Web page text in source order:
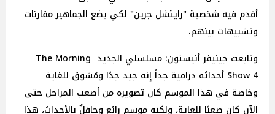
أقدم فيه شخصية "رايتشل جرين" لكي يضع الجماهير مقارنات
وتشبيهات بينهم.
وتابعت جينيفر أنيستون: مسلسلي الجديد The Morning
Show 4 أحداثه درامية جداً إنه جيد جدًا ومُشوق للغاية
وخاصة في هذا الموسم كان تصويره من أصعب المراحل حتى
الآن كان صعبًا للغاية، ولكنه موسم رائع وحافلٌ بالأحداث، هذا